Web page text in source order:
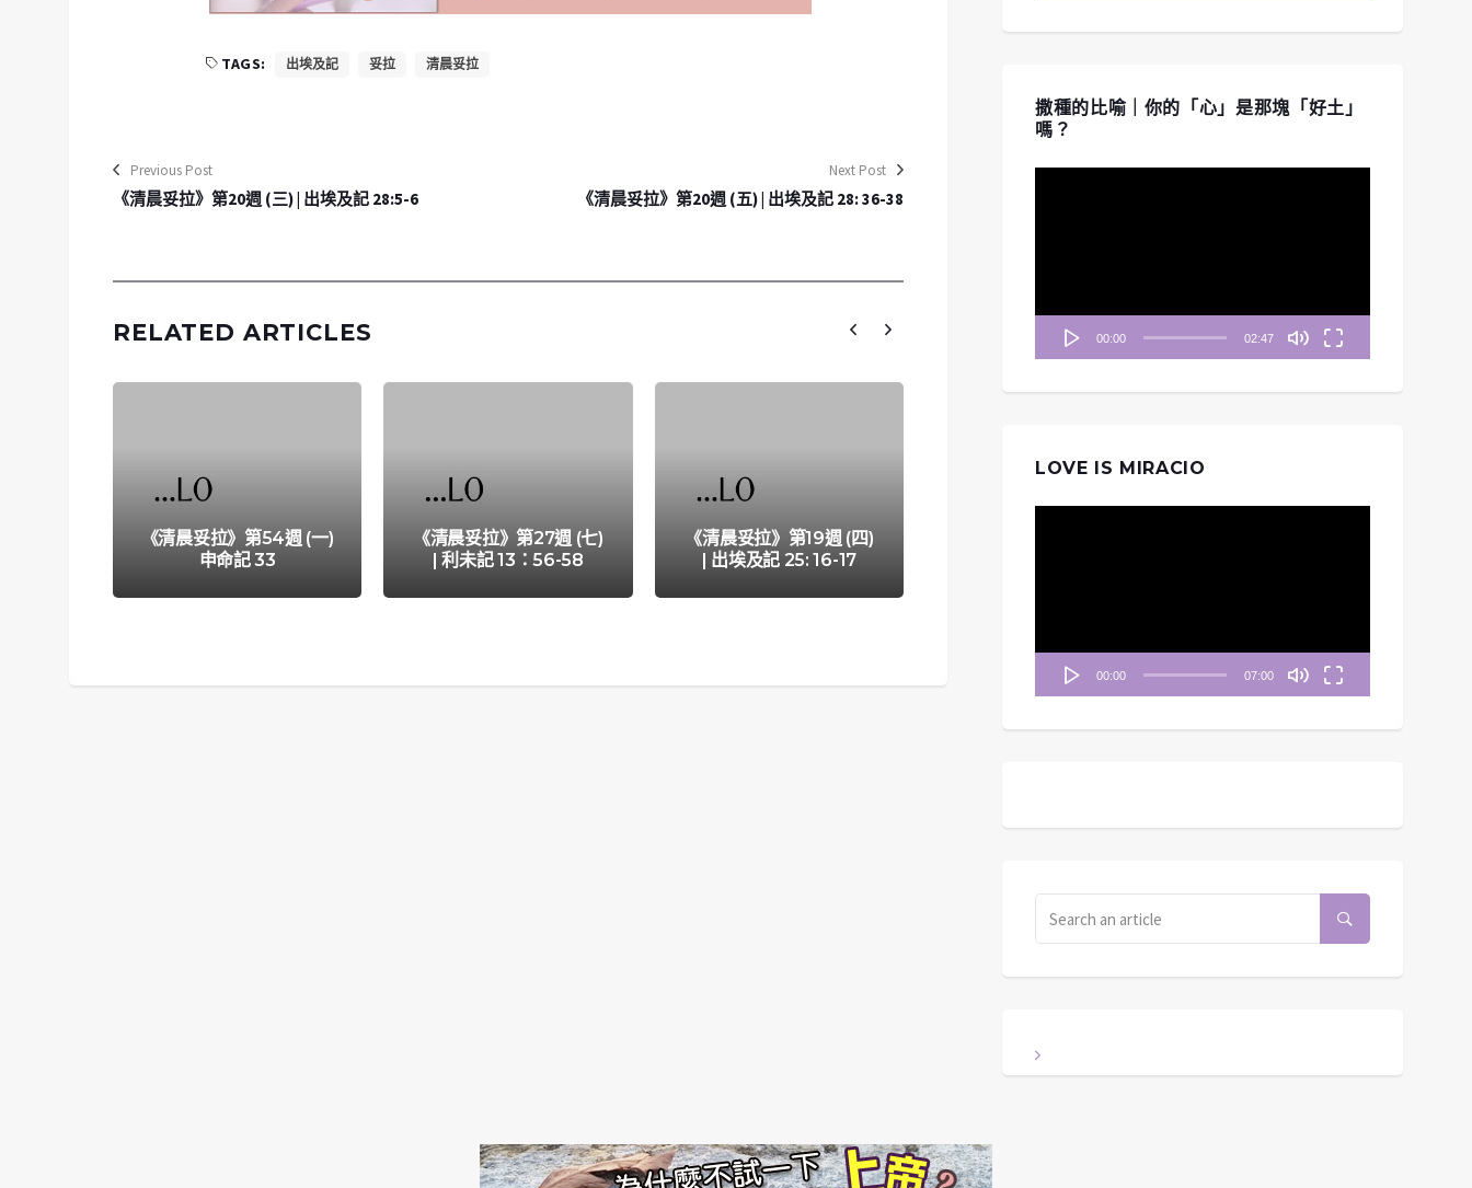
TAGS: 出埃及記 妥拉 清晨妥拉
Previous Post
《清晨妥拉》第20週 (三) | 出埃及記 28:5-6
Next Post
《清晨妥拉》第20週 (五) | 出埃及記 28: 36-38
RELATED ARTICLES
《清晨妥拉》第54週 (一)
申命記 33
《清晨妥拉》第27週 (七)
| 利未記 13：56-58
《清晨妥拉》第19週 (四)
| 出埃及記 25: 16-17
撒種的比喻｜你的「心」是那塊「好土」
嗎？
00:00 02:47
LOVE IS MIRACIO
00:00 07:00